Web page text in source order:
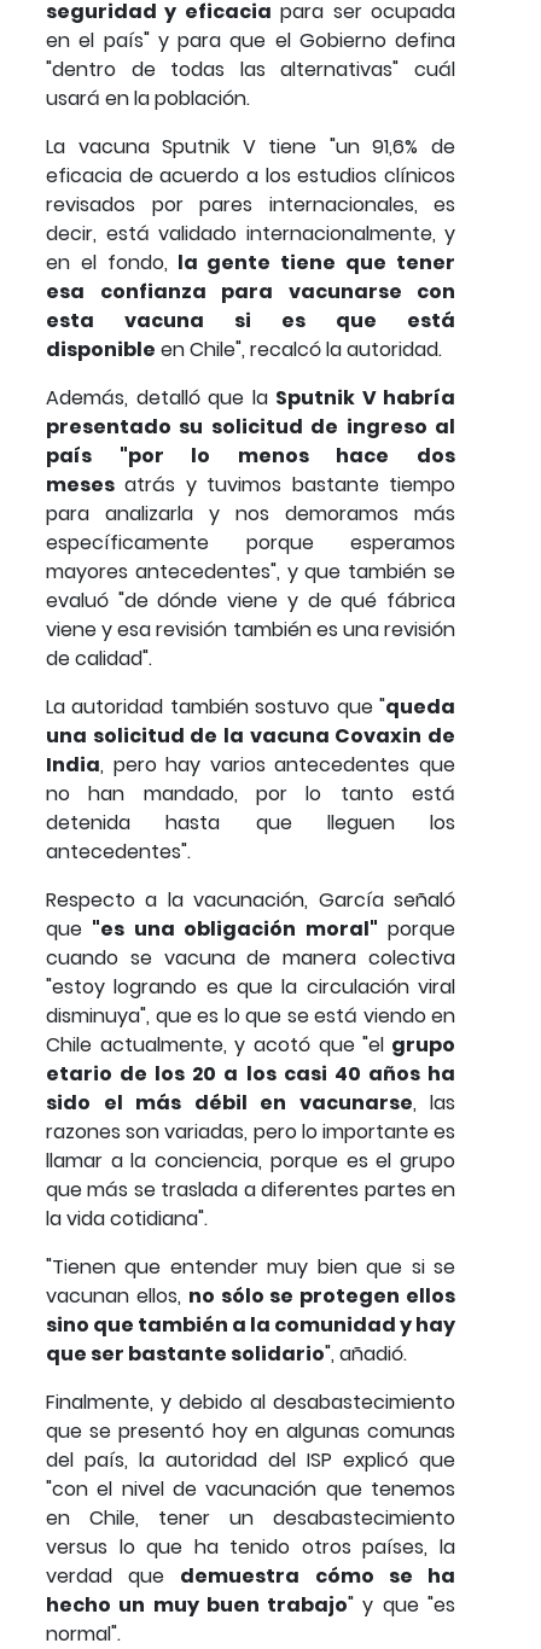
seguridad y eficacia para ser ocupada
en el país" y para que el Gobierno defina
"dentro de todas las alternativas" cuál
usará en la población.
La vacuna Sputnik V tiene "un 91,6% de
eficacia de acuerdo a los estudios clínicos
revisados por pares internacionales, es
decir, está validado internacionalmente, y
en el fondo, la gente tiene que tener
esa confianza para vacunarse con
esta vacuna si es que está
disponible en Chile", recalcó la autoridad.
Además, detalló que la Sputnik V habría
presentado su solicitud de ingreso al
país "por lo menos hace dos
meses atrás y tuvimos bastante tiempo
para analizarla y nos demoramos más
específicamente porque esperamos
mayores antecedentes", y que también se
evaluó "de dónde viene y de qué fábrica
viene y esa revisión también es una revisión
de calidad".
La autoridad también sostuvo que "queda
una solicitud de la vacuna Covaxin de
India, pero hay varios antecedentes que
no han mandado, por lo tanto está
detenida hasta que lleguen los
antecedentes".
Respecto a la vacunación, García señaló
que "es una obligación moral" porque
cuando se vacuna de manera colectiva
"estoy logrando es que la circulación viral
disminuya", que es lo que se está viendo en
Chile actualmente, y acotó que "el grupo
etario de los 20 a los casi 40 años ha
sido el más débil en vacunarse, las
razones son variadas, pero lo importante es
llamar a la conciencia, porque es el grupo
que más se traslada a diferentes partes en
la vida cotidiana".
"Tienen que entender muy bien que si se
vacunan ellos, no sólo se protegen ellos
sino que también a la comunidad y hay
que ser bastante solidario", añadió.
Finalmente, y debido al desabastecimiento
que se presentó hoy en algunas comunas
del país, la autoridad del ISP explicó que
"con el nivel de vacunación que tenemos
en Chile, tener un desabastecimiento
versus lo que ha tenido otros países, la
verdad que demuestra cómo se ha
hecho un muy buen trabajo" y que "es
normal".